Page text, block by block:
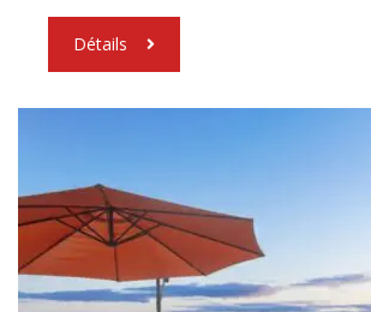
Détails